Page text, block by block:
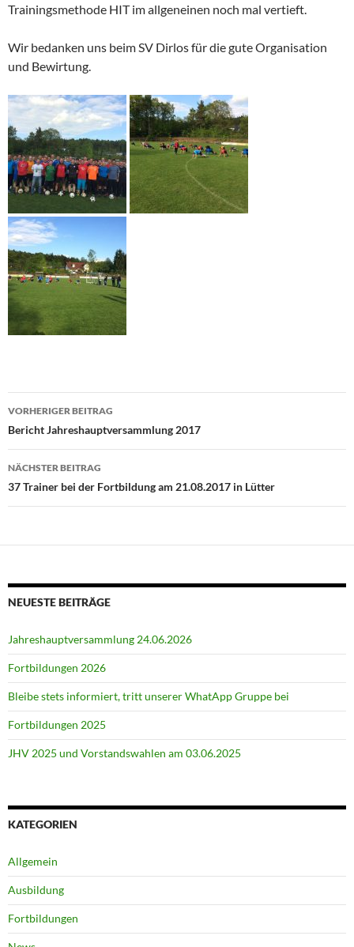
Trainingsmethode HIT im allgeneinen noch mal vertieft.
Wir bedanken uns beim SV Dirlos für die gute Organisation
und Bewirtung.
Beitragsnavigation
VORHERIGER BEITRAG
Bericht Jahreshauptversammlung 2017
NÄCHSTER BEITRAG
37 Trainer bei der Fortbildung am 21.08.2017 in Lütter
NEUESTE BEITRÄGE
Jahreshauptversammlung 24.06.2026
Fortbildungen 2026
Bleibe stets informiert, tritt unserer WhatApp Gruppe bei
Fortbildungen 2025
JHV 2025 und Vorstandswahlen am 03.06.2025
KATEGORIEN
Allgemein
Ausbildung
Fortbildungen